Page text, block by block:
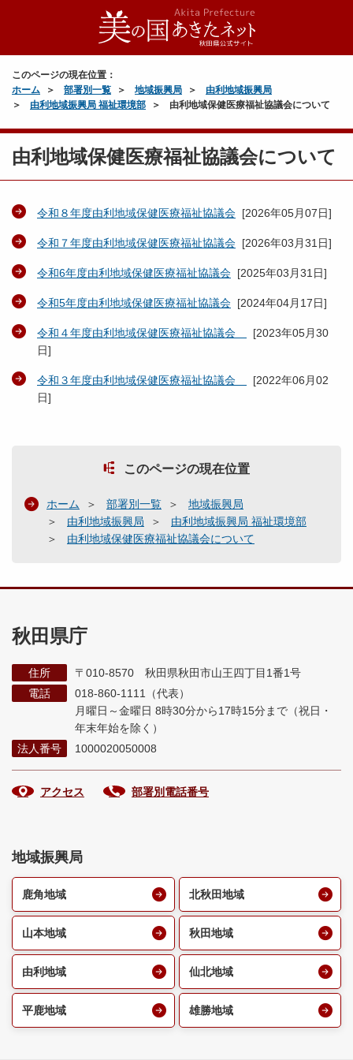
このページの現在位置：
ホーム
部署別一覧 地域振興局
由利地域振興局
由利地域振興局 福祉環境部
由利地域保健医療福祉協議会について
由利地域保健医療福祉協議会について
令和８年度由利地域保健医療福祉協議会 [2026年05月07日]
令和７年度由利地域保健医療福祉協議会 [2026年03月31日]
令和6年度由利地域保健医療福祉協議会 [2025年03月31日]
令和5年度由利地域保健医療福祉協議会 [2024年04月17日]
令和４年度由利地域保健医療福祉協議会 [2023年05月30
日]
令和３年度由利地域保健医療福祉協議会 [2022年06月02
日]
このページの現在位置
ホーム 部署別一覧
地域振興局
由利地域振興局
由利地域振興局 福祉環境部
由利地域保健医療福祉協議会について
秋田県庁
住所
〒010-8570 秋田県秋田市山王四丁目1番1号
電話
018-860-1111（代表）
月曜日～金曜日 8時30分から17時15分まで （祝日・
年末年始を除く）
法人番号
1000020050008
アクセス 部署別電話番号
地域振興局
鹿角地域 北秋田地域
山本地域 秋田地域
由利地域 仙北地域
平鹿地域 雄勝地域